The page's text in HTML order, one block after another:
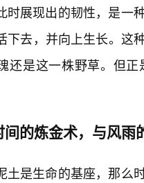
时展现出的韧性，是一
下去，并向上生长。这
还是这一株野草。但
的炼金术，与风雨
土是生命的基座，那么